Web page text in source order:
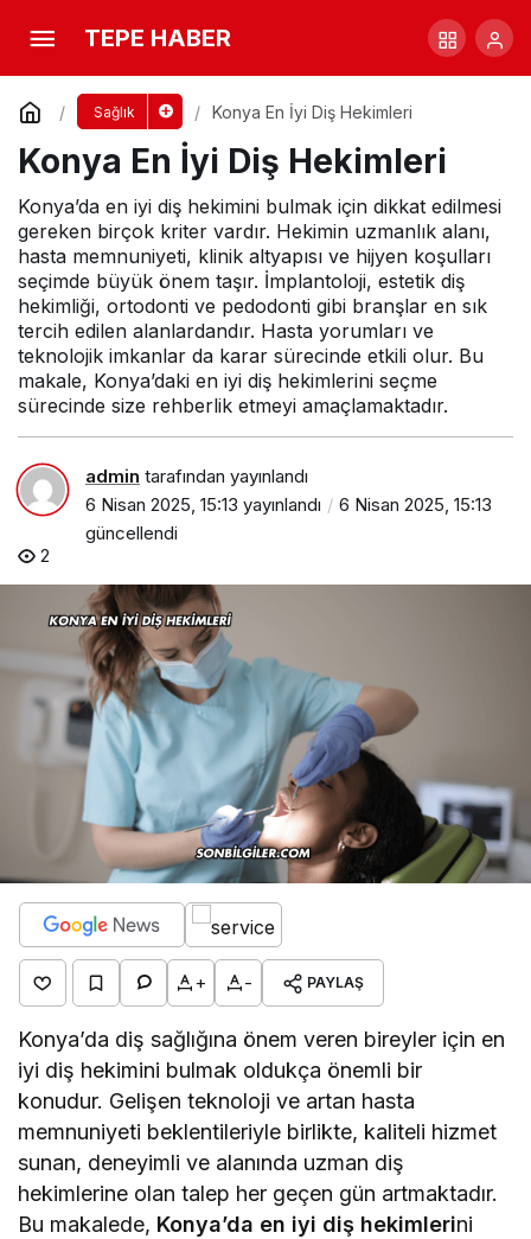
TEPE HABER
Sağlık Konya En İyi Diş Hekimleri
Konya En İyi Diş Hekimleri
Konya’da en iyi diş hekimini bulmak için dikkat edilmesi
gereken birçok kriter vardır. Hekimin uzmanlık alanı,
hasta memnuniyeti, klinik altyapısı ve hijyen koşulları
seçimde büyük önem taşır. İmplantoloji, estetik diş
hekimliği, ortodonti ve pedodonti gibi branşlar en sık
tercih edilen alanlardandır. Hasta yorumları ve
teknolojik imkanlar da karar sürecinde etkili olur. Bu
makale, Konya’daki en iyi diş hekimlerini seçme
sürecinde size rehberlik etmeyi amaçlamaktadır.
admin tarafından yayınlandı
6 Nisan 2025, 15:13 yayınlandı
6 Nisan 2025, 15:13
güncellendi
2
+ - PAYLAŞ
Konya’da diş sağlığına önem veren bireyler için en
iyi diş hekimini bulmak oldukça önemli bir
konudur. Gelişen teknoloji ve artan hasta
memnuniyeti beklentileriyle birlikte, kaliteli hizmet
sunan, deneyimli ve alanında uzman diş
hekimlerine olan talep her geçen gün artmaktadır.
Bu makalede, Konya’da en iyi diş hekimlerini
Konya En İyi Diş Hekimleri Yorum Yap